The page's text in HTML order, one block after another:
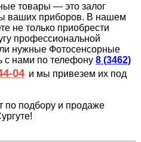
товары — это залог
ваших приборов. В нашем
не только приобрести
профессиональной
нужные Фотосенсорные
с нами по телефону 8 (3462)
04 и мы привезем их под
по подбору и продаже